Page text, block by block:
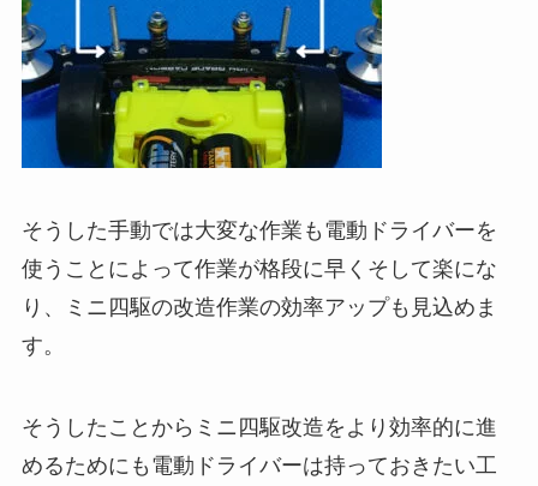
そうした手動では大変な作業も電動ドライバーを
使うことによって作業が格段に早くそして楽にな
り、ミニ四駆の改造作業の効率アップも見込めま
す。
そうしたことからミニ四駆改造をより効率的に進
めるためにも電動ドライバーは持っておきたい工